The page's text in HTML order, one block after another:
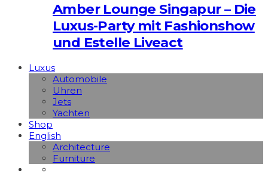
Amber Lounge Singapur – Die
Luxus-Party mit Fashionshow
und Estelle Liveact
Luxus
Automobile
Uhren
Jets
Yachten
Shop
English
Architecture
Furniture